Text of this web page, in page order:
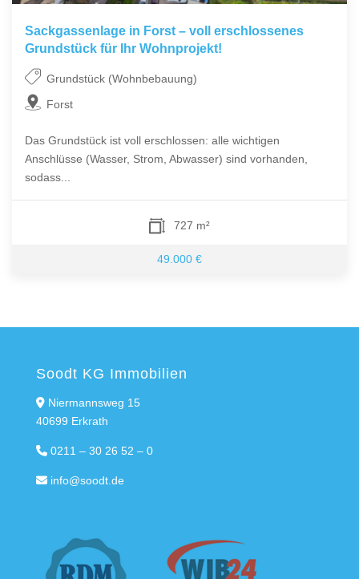
Sackgassenlage in Forst – voll erschlossenes
Grundstück für Ihr Wohnprojekt!
Grundstück (Wohnbebauung)
Forst
Das Grundstück ist voll erschlossen: alle wichtigen
Anschlüsse (Wasser, Strom, Abwasser) sind vorhanden,
sodass...
727 m²
49.000 €
Soodt KG Immobilien
Niermannsweg 15
40699 Erkrath
0211 – 30 26 52 – 0
info@soodt.de